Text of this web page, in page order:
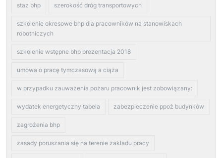
staz bhp szerokość dróg transportowych
szkolenie okresowe bhp dla pracowników na stanowiskach
robotniczych
szkolenie wstępne bhp prezentacja 2018
umowa o pracę tymczasową a ciąża
w przypadku zauważenia pożaru pracownik jest zobowiązany:
wydatek energetyczny tabela zabezpieczenie ppoż budynków
zagrożenia bhp
zasady poruszania się na terenie zakładu pracy